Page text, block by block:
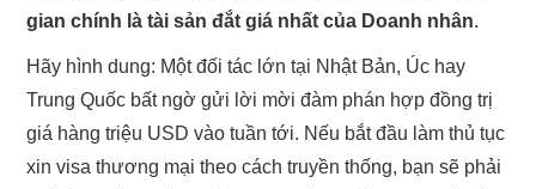
gian chính là tài sản đắt giá nhất của Doanh nhân.
Hãy hình dung: Một đối tác lớn tại Nhật Bản, Úc hay
Trung Quốc bất ngờ gửi lời mời đàm phán hợp đồng trị
giá hàng triệu USD vào tuần tới. Nếu bắt đầu làm thủ tục
xin visa thương mại theo cách truyền thống, bạn sẽ phải